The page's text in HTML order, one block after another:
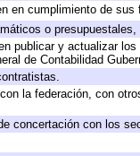
en cumplimiento de
o
publicar y actualizar
de Contabilidad
la federación, con
concertación con los